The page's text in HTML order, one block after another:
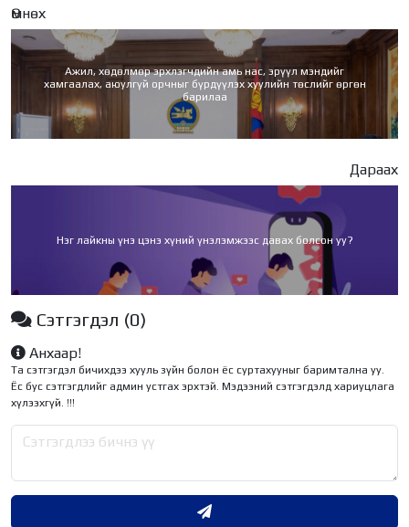
Өмнөх
Ажил, хөдөлмөр эрхлэгчдийн амь нас, эрүүл мэндийг
хамгаалах, аюулгүй орчныг бүрдүүлэх хуулийн төслийг өргөн
барилаа
Дараах
Нэг лайкны үнэ цэнэ хүний үнэлэмжээс давах болсон уу?
Сэтгэгдэл (0)
Анхаар!
Та сэтгэгдэл бичихдээ хууль зүйн болон ёс суртахууныг баримтална уу.
Ёс бус сэтгэгдлийг админ устгах эрхтэй. Мэдээний сэтгэгдэлд хариуцлага
хүлээхгүй. !!!